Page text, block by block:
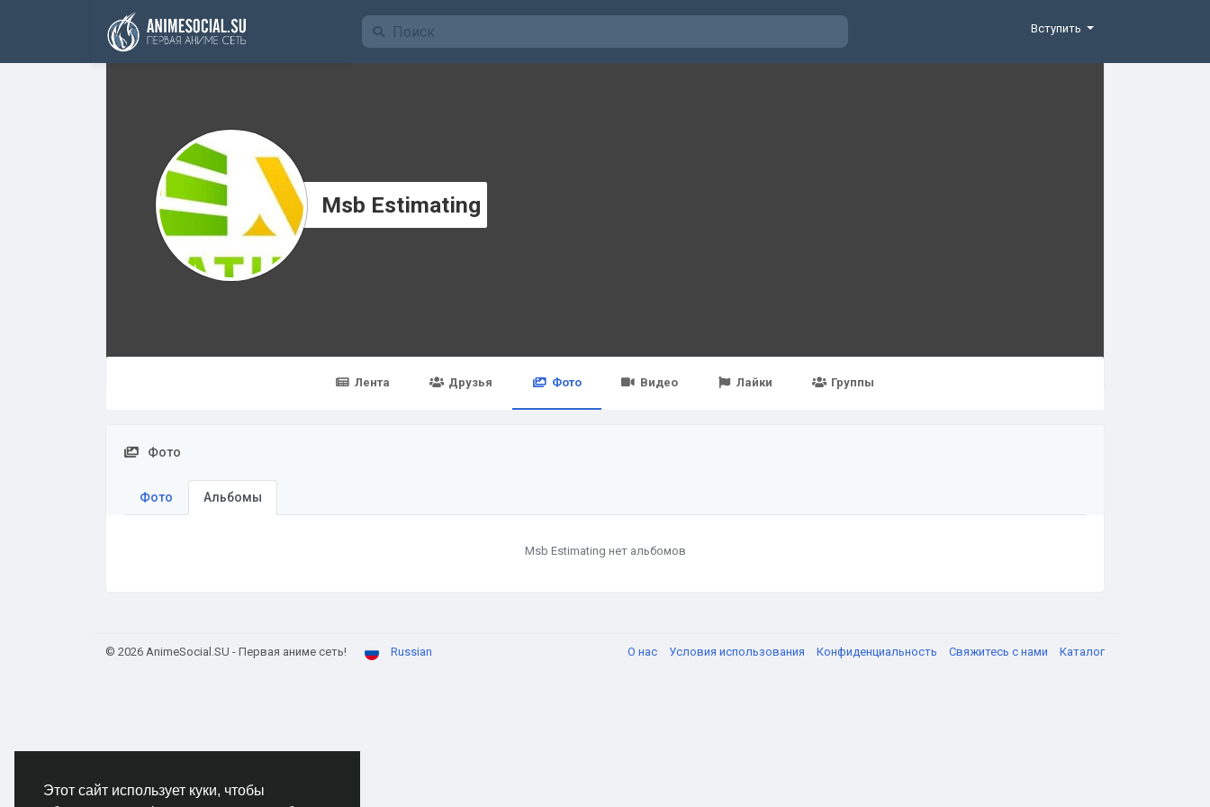
Этот сайт использует куки, чтобы
Funding
Вступить
Msb Estimating
Лента Друзья Фото Видео Лайки Группы
Фото
Фото Альбомы
Msb Estimating нет альбомов
© 2026 AnimeSocial.SU - Первая аниме сеть! Russian О нас Условия использования Конфиденциальность Свяжитесь с нами Каталог